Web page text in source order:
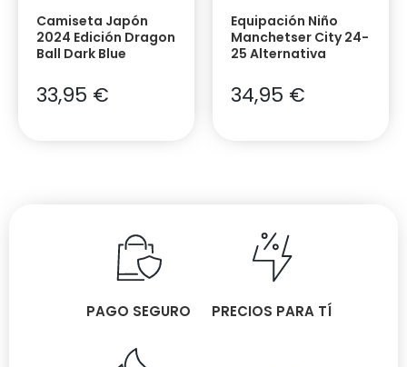
Camiseta Japón
2024 Edición Dragon
Ball Dark Blue
33,95 €
Equipación Niño
Manchetser City 24-
25 Alternativa
34,95 €
PAGO SEGURO PRECIOS PARA TÍ